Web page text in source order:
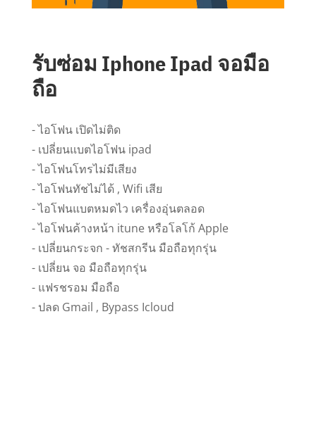
รับซ่อม Iphone Ipad จอมือ
ถือ
- ไอโฟน เปิดไม่ติด
- เปลี่ยนแบตไอโฟน ipad
- ไอโฟนโทรไม่มีเสียง
- ไอโฟนทัชไม่ได้ , Wifi เสีย
- ไอโฟนแบตหมดไว เครื่องอุ่นตลอด
- ไอโฟนค้างหน้า itune หรือโลโก้ Apple
- เปลี่ยนกระจก - ทัชสกรีน มือถือทุกรุ่น
- เปลี่ยน จอ มือถือทุกรุ่น
- แฟรชรอม มือถือ
- ปลด Gmail , Bypass Icloud